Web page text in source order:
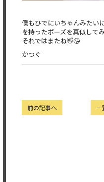
僕もひでにいちゃんみたい
を持ったポーズを真似して
それではまたね👋😘
かつぐ
一
前の記事へ